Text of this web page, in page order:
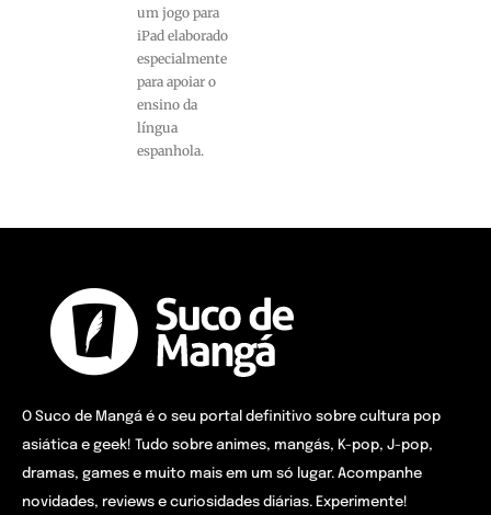
um jogo para
iPad elaborado
especialmente
para apoiar o
ensino da
língua
espanhola.
O Suco de Mangá é o seu portal definitivo sobre cultura pop
asiática e geek! Tudo sobre animes, mangás, K-pop, J-pop,
dramas, games e muito mais em um só lugar. Acompanhe
novidades, reviews e curiosidades diárias. Experimente!